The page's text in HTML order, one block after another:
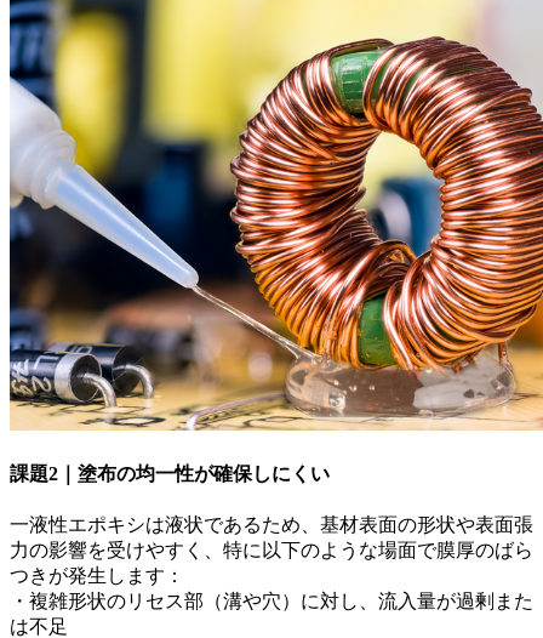
課題2｜塗布の均一性が確保しにくい
一液性エポキシは液状であるため、基材表面の形状や表面張
力の影響を受けやすく、特に以下のような場面で膜厚のばら
つきが発生します：
・複雑形状のリセス部（溝や穴）に対し、流入量が過剰また
は不足